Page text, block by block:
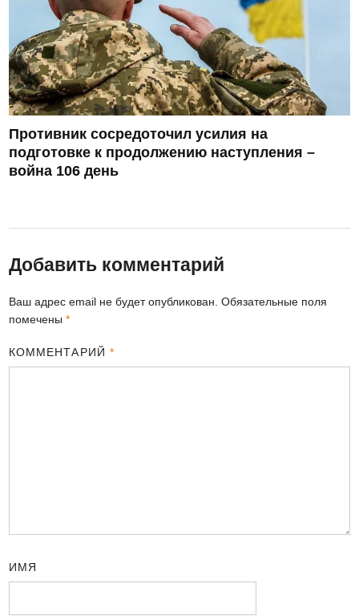
Противник сосредоточил усилия на
подготовке к продолжению наступления –
война 106 день
Добавить комментарий
Ваш адрес email не будет опубликован. Обязательные поля
помечены*
КОММЕНТАРИЙ *
ИМЯ